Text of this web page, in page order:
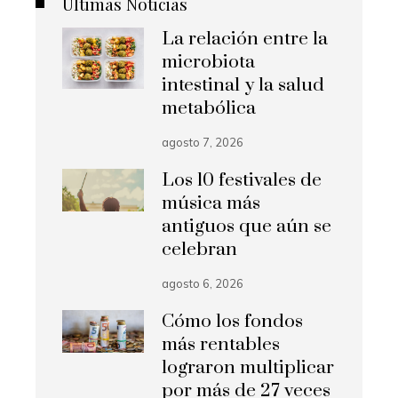
La relación entre la
microbiota
intestinal y la salud
metabólica
agosto 7, 2026
Los 10 festivales de
música más
antiguos que aún se
celebran
agosto 6, 2026
Cómo los fondos
más rentables
lograron multiplicar
por más de 27 veces